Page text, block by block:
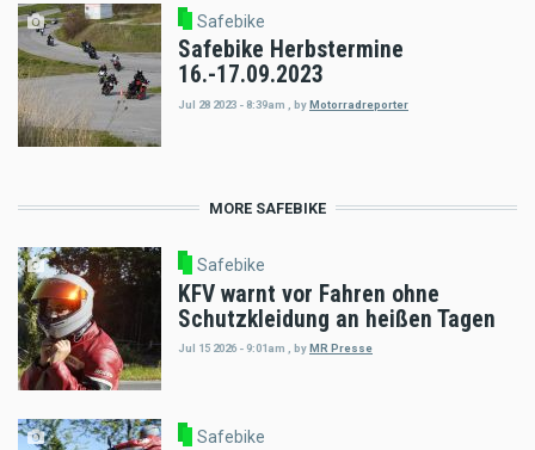
Safebike
Safebike Herbstermine
16.-17.09.2023
Jul 28 2023 - 8:39am byMotorradreporter
MORE SAFEBIKE
Safebike
KFV warnt vor Fahren ohne
Schutzkleidung an heißen Tagen
Jul 15 2026 - 9:01am byMR Presse
Safebike